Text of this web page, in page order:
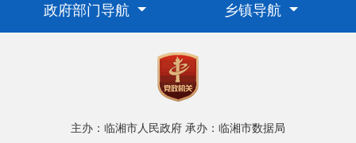
政府部门导航
乡镇导航
主办：临湘市人民政府 承办：临湘市数据局